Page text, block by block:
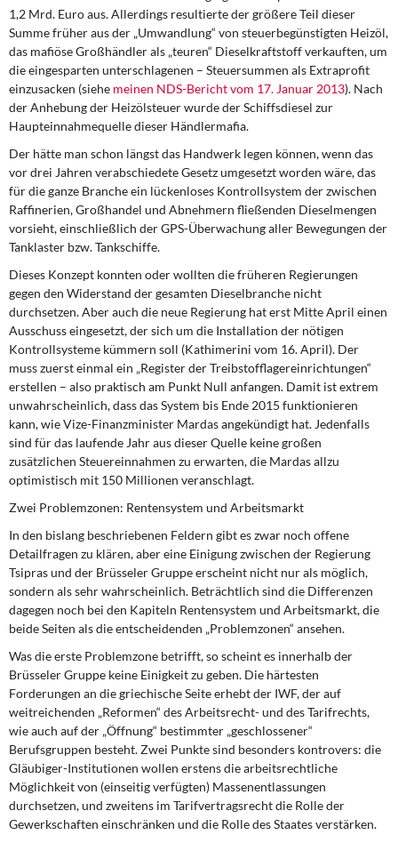
1,2 Mrd. Euro aus. Allerdings resultierte der größere Teil dieser
Summe früher aus der „Umwandlung“ von steuerbegünstigten Heizöl,
das mafiöse Großhändler als „teuren“ Dieselkraftstoff verkauften, um
die eingesparten unterschlagenen – Steuersummen als Extraprofit
einzusacken (siehe meinen NDS-Bericht vom 17. Januar 2013). Nach
der Anhebung der Heizölsteuer wurde der Schiffsdiesel zur
Haupteinnahmequelle dieser Händlermafia.
Der hätte man schon längst das Handwerk legen können, wenn das
vor drei Jahren verabschiedete Gesetz umgesetzt worden wäre, das
für die ganze Branche ein lückenloses Kontrollsystem der zwischen
Raffinerien, Großhandel und Abnehmern fließenden Dieselmengen
vorsieht, einschließlich der GPS-Überwachung aller Bewegungen der
Tanklaster bzw. Tankschiffe.
Dieses Konzept konnten oder wollten die früheren Regierungen
gegen den Widerstand der gesamten Dieselbranche nicht
durchsetzen. Aber auch die neue Regierung hat erst Mitte April einen
Ausschuss eingesetzt, der sich um die Installation der nötigen
Kontrollsysteme kümmern soll (Kathimerini vom 16. April). Der
muss zuerst einmal ein „Register der Treibstofflagereinrichtungen“
erstellen – also praktisch am Punkt Null anfangen. Damit ist extrem
unwahrscheinlich, dass das System bis Ende 2015 funktionieren
kann, wie Vize-Finanzminister Mardas angekündigt hat. Jedenfalls
sind für das laufende Jahr aus dieser Quelle keine großen
zusätzlichen Steuereinnahmen zu erwarten, die Mardas allzu
optimistisch mit 150 Millionen veranschlagt.
Zwei Problemzonen: Rentensystem und Arbeitsmarkt
In den bislang beschriebenen Feldern gibt es zwar noch offene
Detailfragen zu klären, aber eine Einigung zwischen der Regierung
Tsipras und der Brüsseler Gruppe erscheint nicht nur als möglich,
sondern als sehr wahrscheinlich. Beträchtlich sind die Differenzen
dagegen noch bei den Kapiteln Rentensystem und Arbeitsmarkt, die
beide Seiten als die entscheidenden „Problemzonen“ ansehen.
Was die erste Problemzone betrifft, so scheint es innerhalb der
Brüsseler Gruppe keine Einigkeit zu geben. Die härtesten
Forderungen an die griechische Seite erhebt der IWF, der auf
weitreichenden „Reformen“ des Arbeitsrecht- und des Tarifrechts,
wie auch auf der „Öffnung“ bestimmter „geschlossener“
Berufsgruppen besteht. Zwei Punkte sind besonders kontrovers: die
Gläubiger-Institutionen wollen erstens die arbeitsrechtliche
Möglichkeit von (einseitig verfügten) Massenentlassungen
durchsetzen, und zweitens im Tarifvertragsrecht die Rolle der
Gewerkschaften einschränken und die Rolle des Staates verstärken.